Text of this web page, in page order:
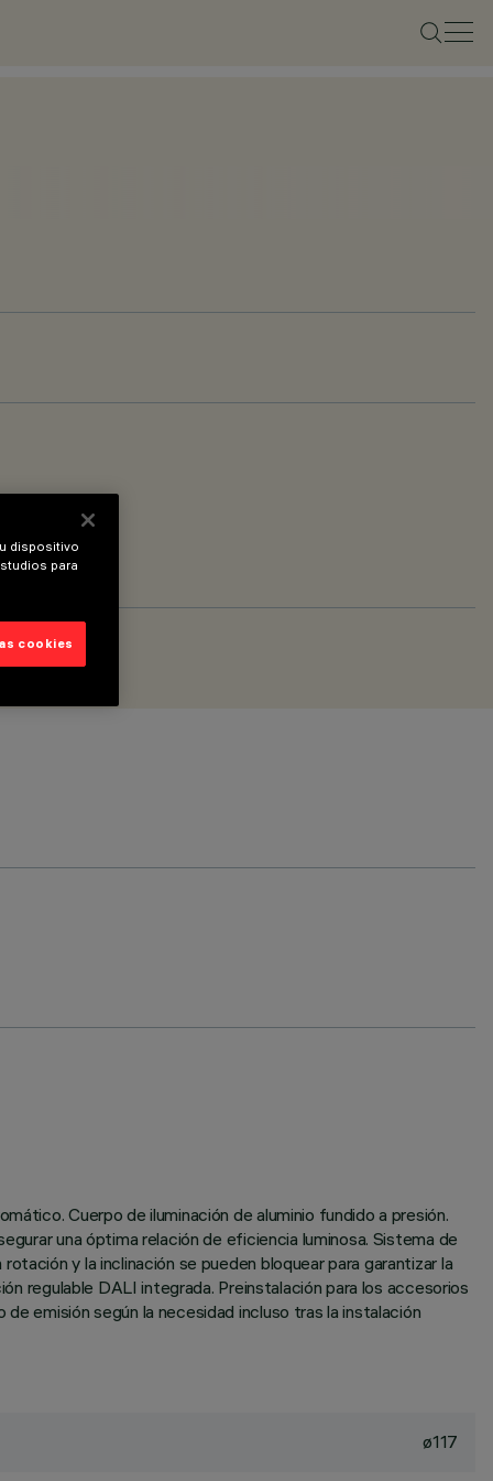
Cuerpo de iluminación de aluminio fundido a presión.
una óptima relación de eficiencia luminosa. Sistema de
y la inclinación se pueden bloquear para garantizar la
regulable DALI integrada. Preinstalación para los accesorios
emisión según la necesidad incluso tras la instalación
ø117
dispositivo
para
cookies